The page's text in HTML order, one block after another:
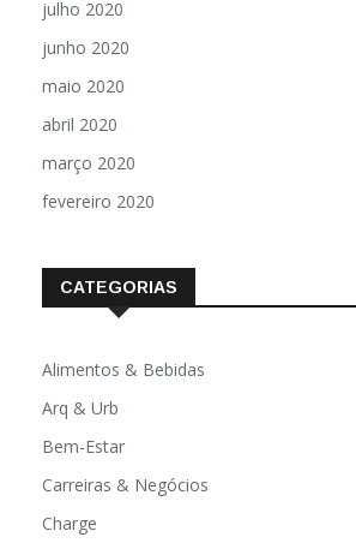
julho 2020
junho 2020
maio 2020
abril 2020
março 2020
fevereiro 2020
CATEGORIAS
Alimentos & Bebidas
Arq & Urb
Bem-Estar
Carreiras & Negócios
Charge